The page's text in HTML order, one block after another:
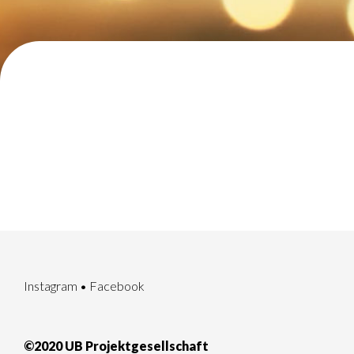
Instagram • Facebook
©2020 UB Projektgesellschaft